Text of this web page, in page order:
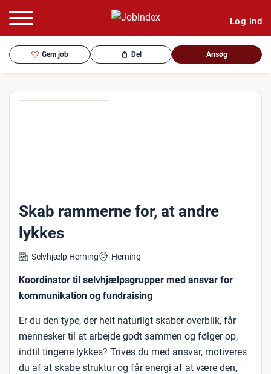
Log ind
Gem job Del Ansøg
Skab rammerne for, at andre
lykkes
Selvhjælp Herning Herning
Koordinator til selvhjælpsgrupper med ansvar for
kommunikation og fundraising
Er du den type, der helt naturligt skaber overblik, får
mennesker til at arbejde godt sammen og følger op,
indtil tingene lykkes? Trives du med ansvar, motiveres
du af at skabe struktur og får energi af at være den,